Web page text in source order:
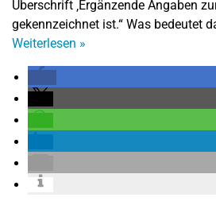
Überschrift ‚Ergänzende Angaben
gekennzeichnet ist.“ Was bedeutet
Weiterlesen »